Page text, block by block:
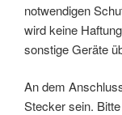
notwendigen
wird keine
sonstige Geräte
An dem
Stecker sein.